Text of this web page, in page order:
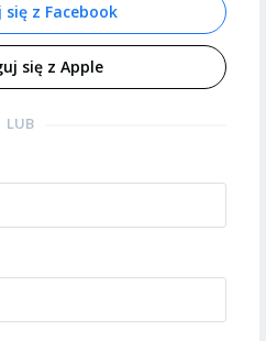
się z Facebook
się z Apple
LUB